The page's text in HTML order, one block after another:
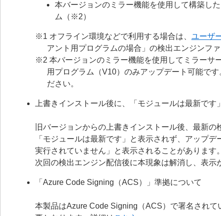
本バージョンのミラー機能を使用して構築し
ム（※2）
※1 オフライン環境などで利用する場合は、 ユーザ
アント用プログラムの場合」の検出エンジンフ
※2 本バージョンのミラー機能を使用してミラーサ
用プログラム（V10）のみアップデート可能で
ださい。
上書きインストール後に、「モジュールは最新です
旧バージョンからの上書きインストール後、最新
「モジュールは最新です」と表示されず、アップ
実行されていません」と表示されることがあります
次回の検出エンジン配信後に本現象は解消し、表示
「Azure Code Signing（ACS）」準拠について
本製品はAzure Code Signing（ACS）で署名され